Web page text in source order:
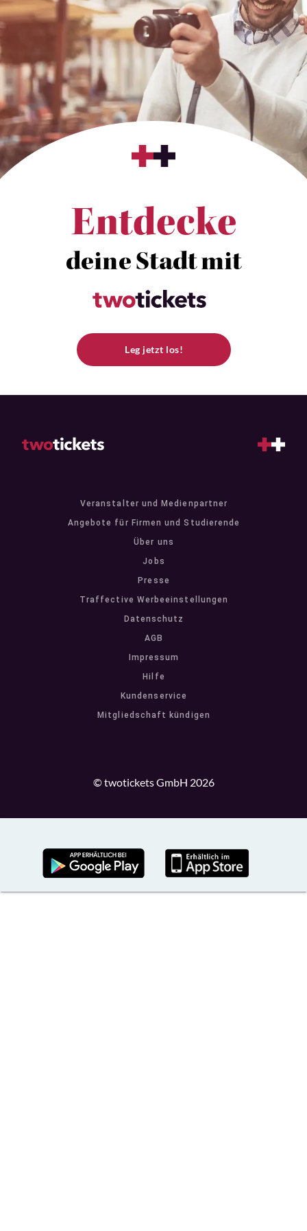
Entdecke
deine Stadt mit
Leg jetzt los!
Veranstalter und Medienpartner
Angebote für Firmen und Studierende
Über uns
Jobs
Presse
Traffective Werbeeinstellungen
Datenschutz
AGB
Impressum
Hilfe
Kundenservice
Mitgliedschaft kündigen
© twotickets GmbH 2026